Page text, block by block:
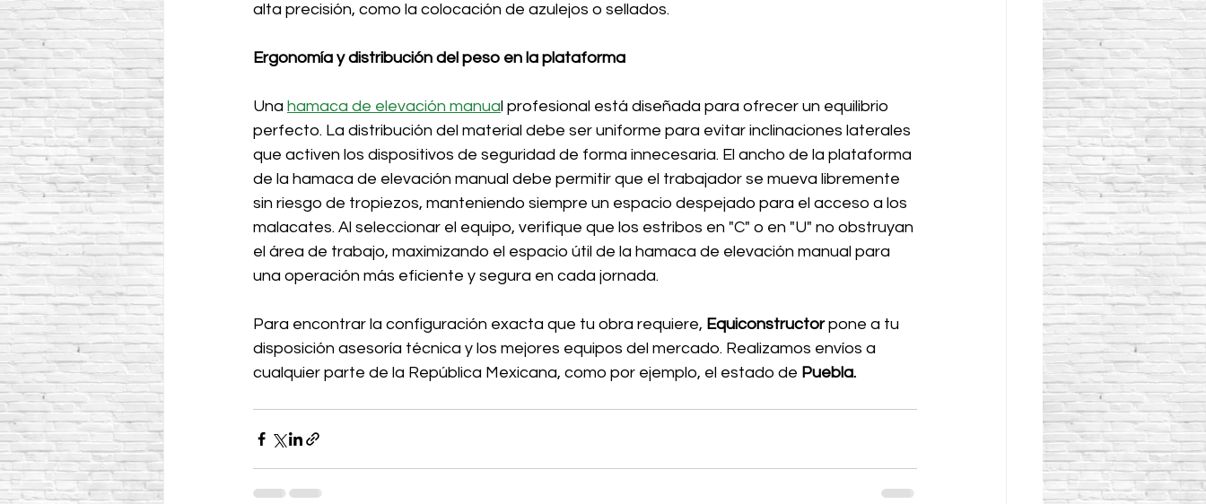
alta precisión, como la colocación de azulejos o sellados.
Ergonomía y distribución del peso en la plataforma
Una hamaca de elevación manual profesional está diseñada para ofrecer un equilibrio
perfecto. La distribución del material debe ser uniforme para evitar inclinaciones laterales
que activen los dispositivos de seguridad de forma innecesaria. El ancho de la plataforma
de la hamaca de elevación manual debe permitir que el trabajador se mueva libremente
sin riesgo de tropiezos, manteniendo siempre un espacio despejado para el acceso a los
malacates. Al seleccionar el equipo, verifique que los estribos en "C" o en "U" no obstruyan
el área de trabajo, maximizando el espacio útil de la hamaca de elevación manual para
una operación más eficiente y segura en cada jornada.
Para encontrar la configuración exacta que tu obra requiere, Equiconstructor pone a tu
disposición asesoría técnica y los mejores equipos del mercado. Realizamos envíos a
cualquier parte de la República Mexicana, como por ejemplo, el estado de Puebla.